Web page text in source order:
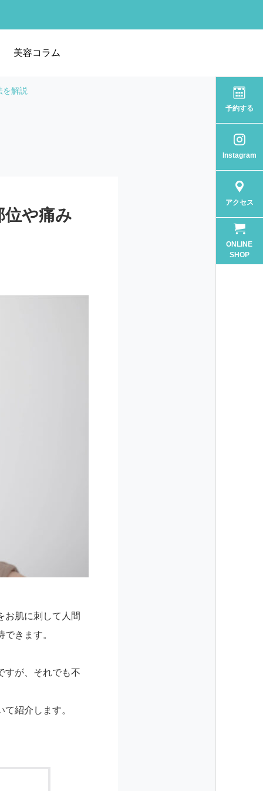
美容コラム
予約する
Instagram
アクセス
ONLINE
SHOP
解説
や痛み
お肌に刺して人間
きます。
すが、それでも不
紹介します。